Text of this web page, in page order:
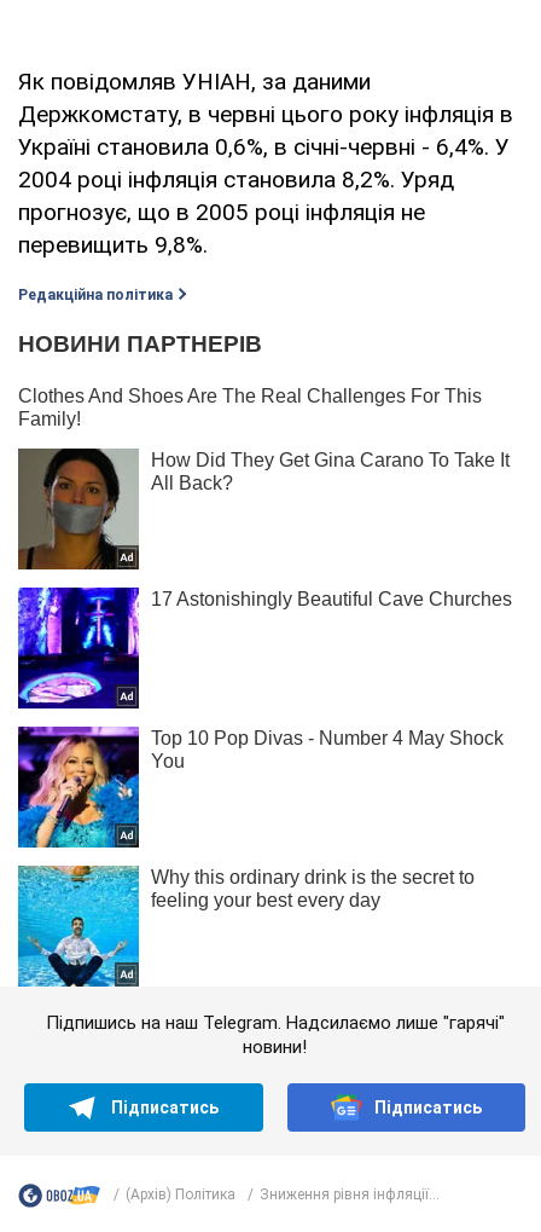
Як повідомляв УНІАН, за даними
Держкомстату, в червні цього року інфляція в
Україні становила 0,6%, в січні-червні - 6,4%. У
2004 році інфляція становила 8,2%. Уряд
прогнозує, що в 2005 році інфляція не
перевищить 9,8%.
Редакційна політика
Підпишись на наш Telegram. Надсилаємо лише "гарячі"
новини!
Підписатись Підписатись
(Архів) Політика Зниження рівня інфляції...